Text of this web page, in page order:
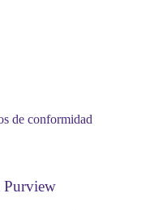
de conformidad
Purview